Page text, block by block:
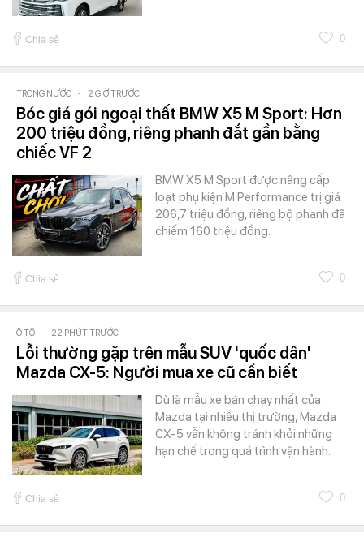
Chia sẻ 0
TRONG NƯỚC - 2 GIỜ TRƯỚC
Bóc giá gói ngoại thất BMW X5 M Sport: Hơn
200 triệu đồng, riêng phanh đắt gần bằng
chiếc VF 2
BMW X5 M Sport được nâng cấp
loạt phụ kiện M Performance trị giá
206,7 triệu đồng, riêng bộ phanh đã
chiếm 160 triệu đồng.
Chia sẻ 0
Ô TÔ - 22 PHÚT TRƯỚC
Lỗi thường gặp trên mẫu SUV 'quốc dân'
Mazda CX-5: Người mua xe cũ cần biết
Dù là mẫu xe bán chạy nhất của
Mazda tại nhiều thị trường, Mazda
CX-5 vẫn không tránh khỏi những
hạn chế trong quá trình vận hành.
Chia sẻ 0